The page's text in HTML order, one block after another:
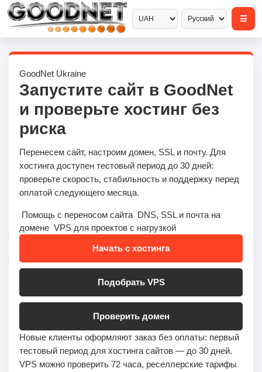
GoodNet Ukraine
Запустите сайт в GoodNet
и проверьте хостинг без
риска
Перенесем сайт, настроим домен, SSL и почту. Для
хостинга доступен тестовый период до 30 дней:
проверьте скорость, стабильность и поддержку перед
оплатой следующего месяца.
Помощь с переносом сайта DNS, SSL и почта на
домене VPS для проектов с нагрузкой
Начать с хостинга
Подобрать VPS
Проверить домен
Новые клиенты оформляют заказ без оплаты: первый
тестовый период для хостинга сайтов — до 30 дней.
VPS можно проверить 72 часа, реселлерские тарифы